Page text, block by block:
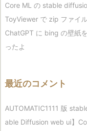
Core ML の stable
ToyViewer で zip ファイ
ChatGPT に bing の壁紙
ったよ
最近のコメント
AUTOMATIC1111 版
able Diffusion web ui】